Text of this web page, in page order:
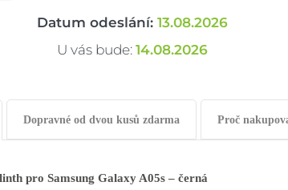
Datum odeslání: 13.08.2026
U vás bude: 14.08.2026
Dopravné od dvou kusů zdarma Proč
pro Samsung Galaxy A05s – černá